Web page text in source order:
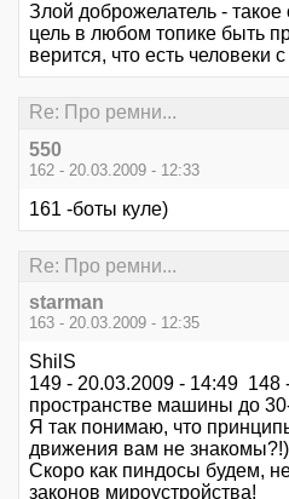
Злой доброжелатель -
цель в любом топике быть
верится, что есть человеки
Re: Про ремни...
550
162 - 20.03.2009 - 12:33
161 -боты куле)
Re: Про ремни...
starman
163 - 20.03.2009 - 12:35
ShilS
149 - 20.03.2009 - 14:49 148
пространстве машины до
Я так понимаю, что
движения вам не
Скоро как пиндосы будем,
законов мироустройства!